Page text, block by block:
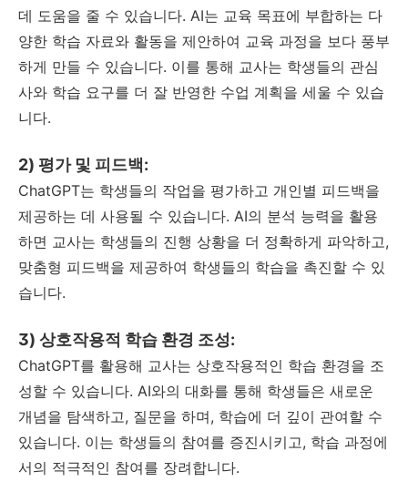
데 도움을 줄 수 있습니다. AI는 교육 목표에 부합하는 다
양한 학습 자료와 활동을 제안하여 교육 과정을 보다 풍부
하게 만들 수 있습니다. 이를 통해 교사는 학생들의 관심
사와 학습 요구를 더 잘 반영한 수업 계획을 세울 수 있습
니다.
2) 평가 및 피드백:
ChatGPT는 학생들의 작업을 평가하고 개인별 피드백을
제공하는 데 사용될 수 있습니다. AI의 분석 능력을 활용
하면 교사는 학생들의 진행 상황을 더 정확하게 파악하고,
맞춤형 피드백을 제공하여 학생들의 학습을 촉진할 수 있
습니다.
3) 상호작용적 학습 환경 조성:
ChatGPT를 활용해 교사는 상호작용적인 학습 환경을 조
성할 수 있습니다. AI와의 대화를 통해 학생들은 새로운
개념을 탐색하고, 질문을 하며, 학습에 더 깊이 관여할 수
있습니다. 이는 학생들의 참여를 증진시키고, 학습 과정에
서의 적극적인 참여를 장려합니다.